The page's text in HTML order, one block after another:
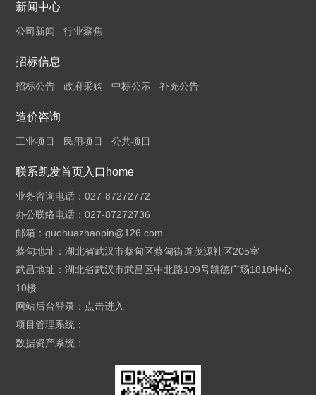
新闻中心
公司新闻 行业聚焦
招标信息
招标公告 政府采购 中标公示 补充公告
造价咨询
工业项目 民用项目 公共项目
联系凯发首页入口home
业务咨询电话：027-87272772
办公联络电话：027-87272736
邮箱：guohuazhaopin@126.com
蔡甸地址：湖北省武汉市蔡甸区蔡甸街道茂源社区205室
武昌地址：湖北省武汉市武昌区中北路109号凯德广场1818中心
10楼
网站后台登录： 点击进入
项目管理系统：
数据资产系统：